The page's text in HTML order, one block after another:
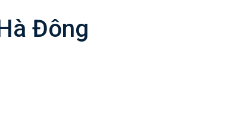
Đông